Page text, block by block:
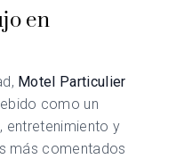
en
Motel Particulier
como un
entretenimiento y
más comentados